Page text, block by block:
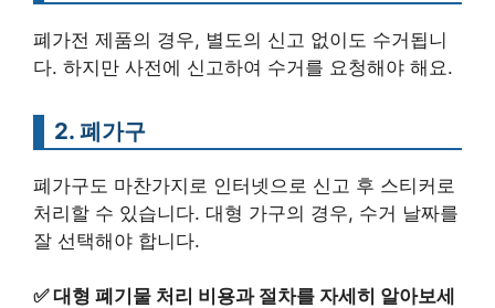
폐가전 제품의 경우, 별도의 신고 없이도 수거됩니
다. 하지만 사전에 신고하여 수거를 요청해야 해요.
2. 폐가구
폐가구도 마찬가지로 인터넷으로 신고 후 스티커로
처리할 수 있습니다. 대형 가구의 경우, 수거 날짜를
잘 선택해야 합니다.
✅대형 폐기물 처리 비용과 절차를 자세히 알아보세